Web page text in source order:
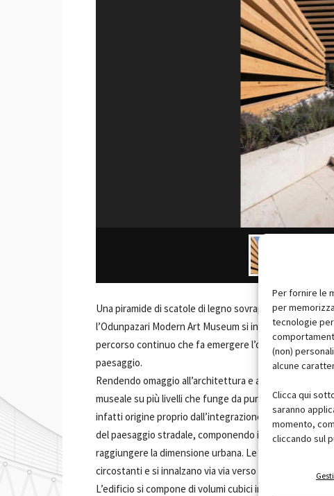
Per fornire le
per
tecnologie
(non)
alcune
Clicca qui
saranno
momento,
cliccando sul
Una piramide di scatole di legno sovrapposte che cita
l’Odunpazari Modern Art Museum si inserisce tra le
percorso continuo che fa emergere l’obiettivo dei
paesaggio.
Rendendo omaggio all’architettura e alle tecniche
museale su più livelli che funge da punto di incontro
infatti origine proprio dall’integrazione del nuovo
del paesaggio stradale, componendo il volume per
raggiungere la dimensione urbana. Le scatole impilate
circostanti e si innalzano via via verso il centro del
L’edificio si compone di volumi cubici impilati e